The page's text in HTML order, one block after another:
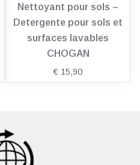
Nettoyant pour sols –
Detergente pour sols et
surfaces lavables
CHOGAN
€ 15,90